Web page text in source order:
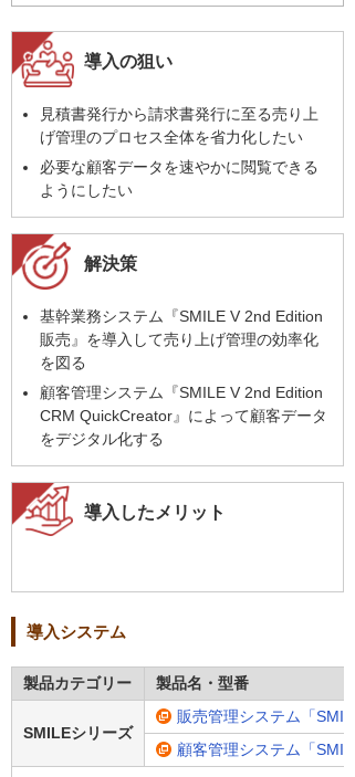
導入の狙い
見積書発行から請求書発行に至る売り上
げ管理のプロセス全体を省力化したい
必要な顧客データを速やかに閲覧できる
ようにしたい
解決策
基幹業務システム『SMILE V 2nd Edition
販売』を導入して売り上げ管理の効率化
を図る
顧客管理システム『SMILE V 2nd Edition
CRM QuickCreator』によって顧客データ
をデジタル化する
導入したメリット
導入システム
製品カテゴリー 製品名・型番
SMILEシリーズ
販売管理システム「
顧客管理システム「